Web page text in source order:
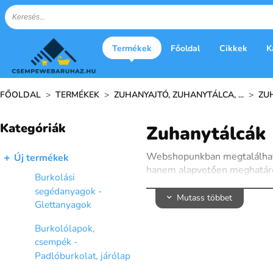
Termékek Főoldal Cikkek
FŐOLDAL > TERMÉKEK > ZUHANYAJTÓ, ZUHANYTÁLCA, ... >
Kategóriák
Új termékek
Burkolási
segédanyagok -
Glettanyagok
Burkolólapok,
csempék -
Padlóburkolat, járólap
Zuhanytálcák
Webshopunkban
hanem alapvetően
A zuhanytálcák különböző
A zuhanytálcák nemcsak
Mutass többet